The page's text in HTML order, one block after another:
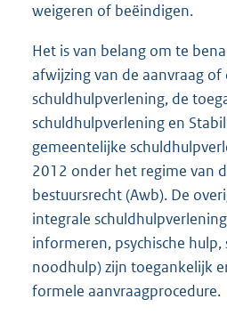
weigeren of beëindigen.
Het is van belang om te
afwijzing van de aanvraag
schuldhulpverlening, de
schuldhulpverlening en
gemeentelijke
2012 onder het regime van
bestuursrecht (Awb). De
integrale
informeren, psychische hulp,
noodhulp) zijn toegankelijk
formele aanvraagprocedure.